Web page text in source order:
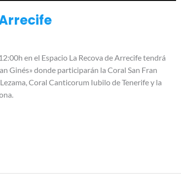
en el Espacio La Recova de Arrecife tendrá
Ginés» donde participarán la Coral San Fran
Coral Canticorum Iubilo de Tenerife y la